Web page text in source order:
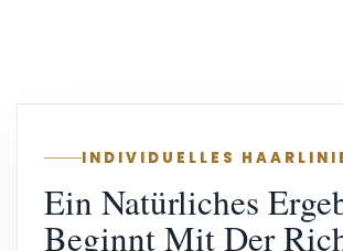
INDIVIDUELLES
Ein Natürliches
Beginnt Mit Der